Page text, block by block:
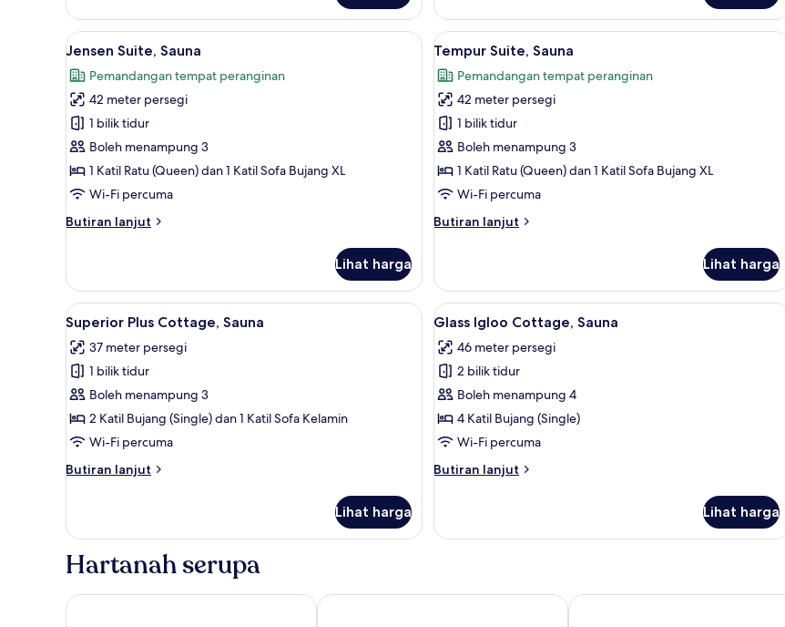
Sauna
(B)
Sauna
Lihat
semua
foto
untuk
Jensen
Suite,
Sauna
Langsir/tirai gelap terus, kalis bunyi, seterika/papan seterika
11
Jensen Suite, Sauna
Pemandangan tempat peranginan
42 meter persegi
1 bilik tidur
Boleh menampung 3
1 Katil Ratu (Queen) dan 1 Katil Sofa Bujang XL
Wi-Fi percuma
Butiran lanjut
Butiran
Suite,
Sauna
Lihat harga
Lihat
semua
foto
untuk
Tempur
Suite,
Sauna
Langsir/tirai gelap terus, kalis
13
Tempur Suite, Sauna
Pemandangan tempat peranginan
42 meter persegi
1 bilik tidur
Boleh menampung 3
1 Katil Ratu (Queen) dan 1 Katil Sofa Bujang XL
Wi-Fi percuma
Butiran lanjut
Butiran
Suite,
Sauna
Lihat harga
Lihat
semua
foto
untuk
Superior
Plus
Cottage,
Superior Plus Cottage, Sauna | Langsir/tirai gelap terus, kalis bunyi, seterika/papan seterika
3
Superior Plus Cottage, Sauna
37 meter persegi
1 bilik tidur
Boleh menampung 3
2 Katil Bujang (Single) dan 1 Katil Sofa Kelamin
Wi-Fi percuma
Butiran lanjut
Butiran
Plus
Sauna
Lihat harga
Lihat
semua
foto
untuk
Glass
Igloo
Cottage,
Glass Igloo Cottage, Sauna |
7
Glass Igloo Cottage, Sauna
46 meter persegi
2 bilik tidur
Boleh menampung 4
4 Katil Bujang (Single)
Wi-Fi percuma
Butiran lanjut
Butiran
Igloo
Lihat harga
Hartanah serupa
Scandic Rovaniemi City Lapland Hotels Ounasvaara Chalets Arctic Light Hotel